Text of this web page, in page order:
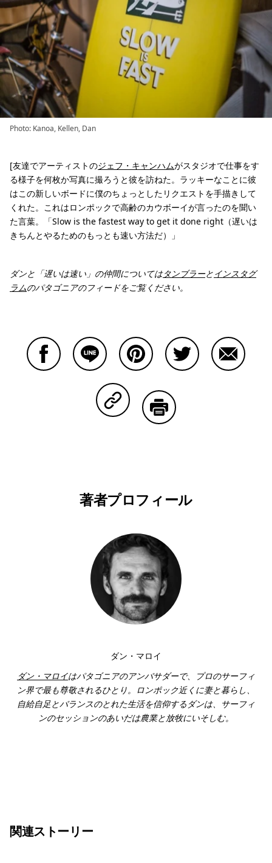
Photo: Kanoa, Kellen, Dan
[友達でアーティストのジェフ・キャンハムがスタジオで仕事をす
る様子を何枚か写真に撮ろうと彼を訪ねた。ラッキーなことに彼
はこの新しいボードに僕のちょっとしたリクエストを手描きして
くれた。これはロンポックで高齢のカウボーイが言ったのを聞い
た言葉。「Slow is the fastest way to get it done right（遅いは
きちんとやるためのもっとも速い方法だ）」
ダンと「遅いは速い」の仲間についてはタンブラーとインスタグ
ラムのパタゴニアのフィードをご覧ください。
Copy Linkで共有する
著者プロフィール
ダン・マロイ
ダン・マロイはパタゴニアのアンバサダーで、プロのサーフィ
ン界で最も尊敬されるひとり。ロンポック近くに妻と暮らし、
自給自足とバランスのとれた生活を信仰するダンは、サーフィ
ンのセッションのあいだは農業と放牧にいそしむ。
関連ストーリー